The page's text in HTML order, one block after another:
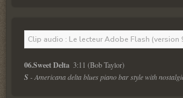
Clip audio : Le lecteur Adobe Flash
06.Sweet Delta 3:11 (Bob Taylor)
S - Americana delta blues piano bar style with